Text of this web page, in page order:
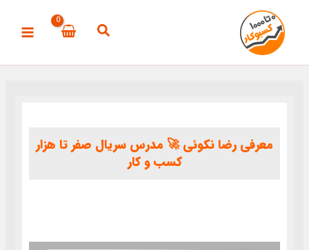
معرفی رضا نکوئی 🚀 مدرس سریال صفر تا هزار
کسب و کار